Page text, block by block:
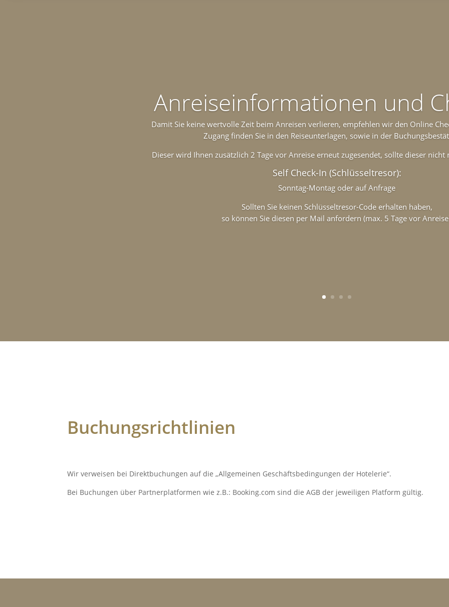
Anreiseinformationen und
Damit Sie keine wertvolle Zeit beim Anreisen verlieren, empfehlen wir den Online
Zugang finden Sie in den Reiseunterlagen, sowie in der
Dieser wird Ihnen zusätzlich 2 Tage vor Anreise erneut zugesendet, sollte dieser
Self Check-In (Schlüsseltresor):
Sonntag-Montag oder auf Anfrage
Sollten Sie keinen Schlüsseltresor-Code erhalten haben,
so können Sie diesen per Mail anfordern (max. 5 Tage vor
Buchungsrichtlinien
Wir verweisen bei Direktbuchungen auf die „Allgemeinen Geschäftsbedingungen der Hotelerie“.
Bei Buchungen über Partnerplatformen wie z.B.: Booking.com sind die AGB der jeweiligen Platform gültig.